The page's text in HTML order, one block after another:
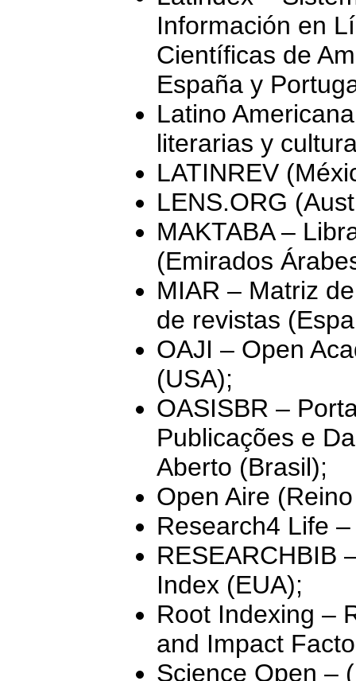
Información en
Científicas de
España y
Latino
literarias y
LATINREV
LENS.ORG
MAKTABA –
(Emirados
MIAR – Matriz
de revistas
OAJI – Open
(USA);
OASISBR –
Publicações e
Aberto (Brasil);
Open Aire
Research4 Life
RESEARCHBIB
Index (EUA);
Root Indexing –
and Impact
Science Open –